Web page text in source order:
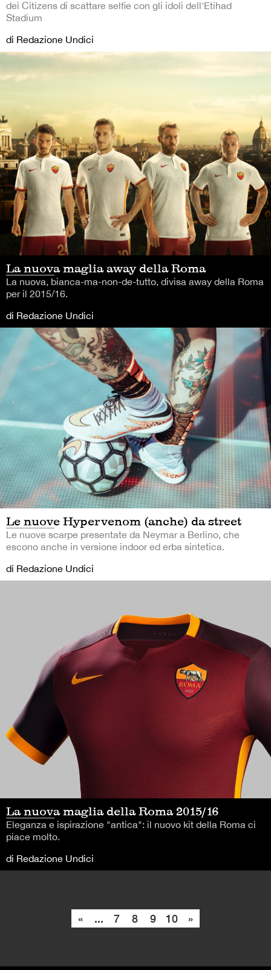
dei Citizens di scattare selfie con gli idoli dell'Etihad
Stadium
di Redazione Undici
La nuova maglia away della Roma
La nuova, bianca-ma-non-de-tutto, divisa away della Roma
per il 2015/16.
di Redazione Undici
Le nuove Hypervenom (anche) da street
Le nuove scarpe presentate da Neymar a Berlino, che
escono anche in versione indoor ed erba sintetica.
di Redazione Undici
La nuova maglia della Roma 2015/16
Eleganza e ispirazione "antica": il nuovo kit della Roma ci
piace molto.
di Redazione Undici
« ... 7 8 9 10 »